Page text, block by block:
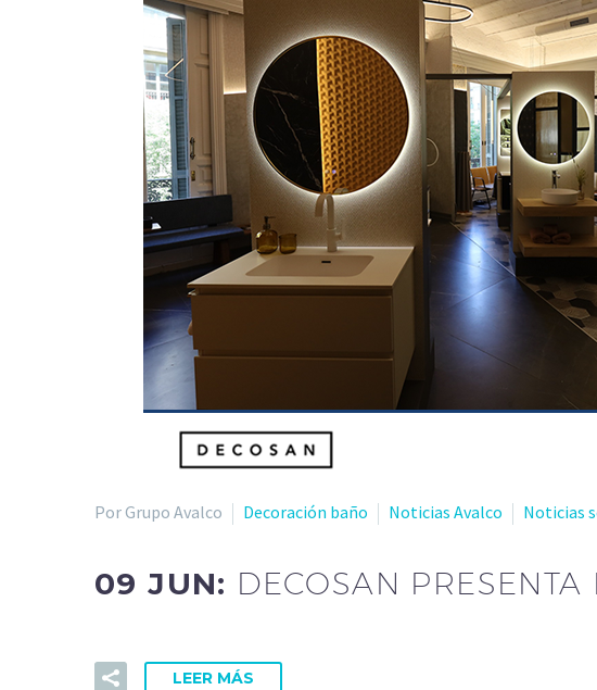
Por Grupo Avalco Decoración baño Noticias Avalco Noticias
09 JUN: DECOSAN
LEER MÁS